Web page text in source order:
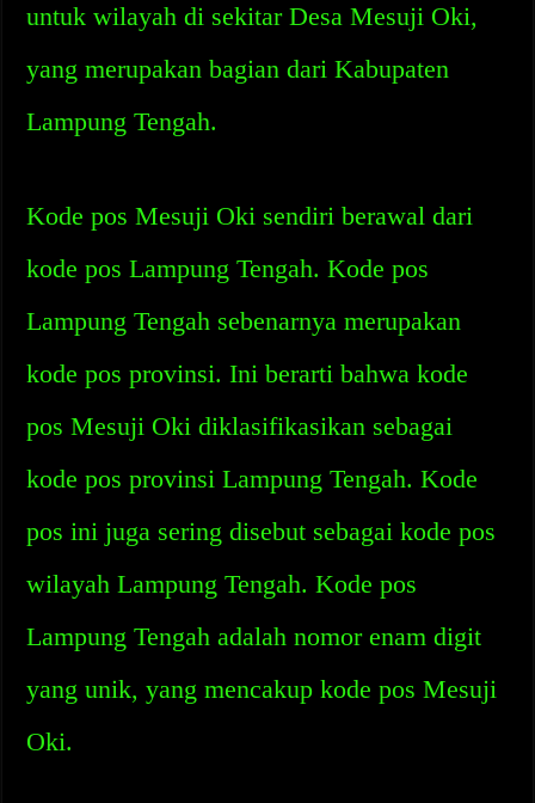
untuk wilayah di sekitar Desa Mesuji Oki,
yang merupakan bagian dari Kabupaten
Lampung Tengah.
Kode pos Mesuji Oki sendiri berawal dari
kode pos Lampung Tengah. Kode pos
Lampung Tengah sebenarnya merupakan
kode pos provinsi. Ini berarti bahwa kode
pos Mesuji Oki diklasifikasikan sebagai
kode pos provinsi Lampung Tengah. Kode
pos ini juga sering disebut sebagai kode pos
wilayah Lampung Tengah. Kode pos
Lampung Tengah adalah nomor enam digit
yang unik, yang mencakup kode pos Mesuji
Oki.